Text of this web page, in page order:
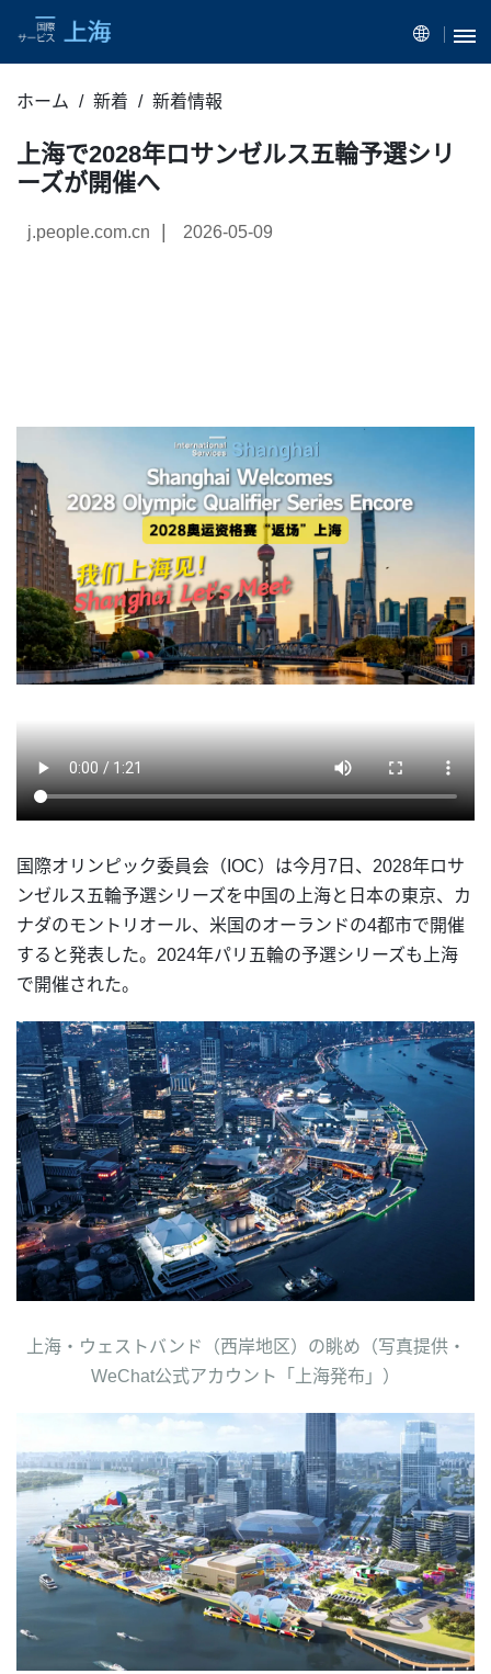
ホーム 新着 新着情報
上海で2028年ロサンゼルス五輪予選シリ
ーズが開催へ
j.people.com.cn 2026-05-09
国際オリンピック委員会（IOC）は今月7日、2028年ロサ
ンゼルス五輪予選シリーズを中国の上海と日本の東京、カ
ナダのモントリオール、米国のオーランドの4都市で開催
すると発表した。2024年パリ五輪の予選シリーズも上海
で開催された。
上海・ウェストバンド（西岸地区）の眺め（写真提供・
WeChat公式アカウント「上海発布」）